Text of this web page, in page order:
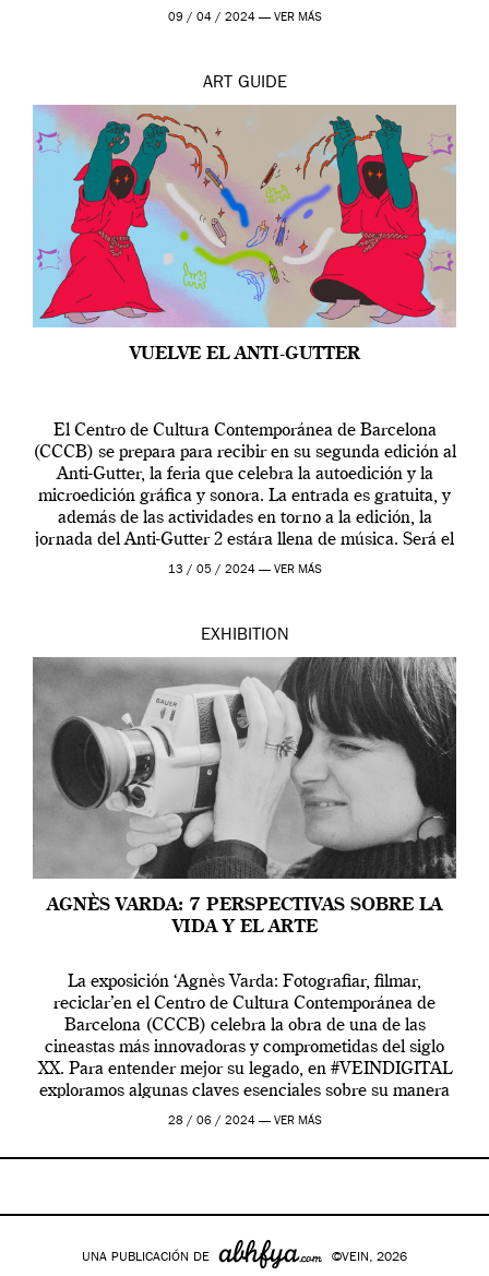
por […]
09 / 04 / 2024 — VER MÁS
ART GUIDE
VUELVE EL ANTI-GUTTER
El Centro de Cultura Contemporánea de Barcelona
(CCCB) se prepara para recibir en su segunda edición al
Anti-Gutter, la feria que celebra la autoedición y la
microedición gráfica y sonora. La entrada es gratuita, y
además de las actividades en torno a la edición, la
jornada del Anti-Gutter 2 estára llena de música. Será el
[…]
13 / 05 / 2024 — VER MÁS
EXHIBITION
AGNÈS VARDA: 7 PERSPECTIVAS SOBRE LA
VIDA Y EL ARTE
La exposición ‘Agnès Varda: Fotografiar, filmar,
reciclar’en el Centro de Cultura Contemporánea de
Barcelona (CCCB) celebra la obra de una de las
cineastas más innovadoras y comprometidas del siglo
XX. Para entender mejor su legado, en #VEINDIGITAL
exploramos algunas claves esenciales sobre su manera
de entender la vida, el cine y el arte contemporáneo.
28 / 06 / 2024 — VER MÁS
UNA PUBLICACIÓN DE ©VEIN, 2026